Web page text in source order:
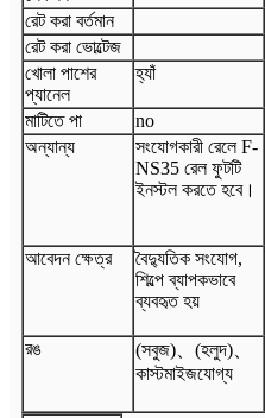
রেট করা বর্তমান
রেট করা ভোল্টেজ
খোলা পাশের
প্যানেল
হ্যাঁ
মাটিতে পা no
অন্যান্য
সংযোগকারী রেলে F-
NS35 রেল ফুটটি
ইনস্টল করতে হবে।
আবেদন ক্ষেত্র
বৈদ্যুতিক সংযোগ,
শিল্পে ব্যাপকভাবে
ব্যবহৃত হয়
রঙ
(সবুজ) (হলুদ)
কাস্টমাইজযোগ্য